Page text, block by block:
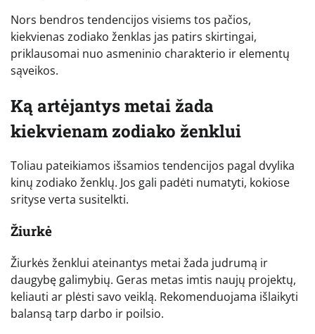
Nors bendros tendencijos visiems tos pačios,
kiekvienas zodiako ženklas jas patirs skirtingai,
priklausomai nuo asmeninio charakterio ir elementų
sąveikos.
Ką artėjantys metai žada
kiekvienam zodiako ženklui
Toliau pateikiamos išsamios tendencijos pagal dvylika
kinų zodiako ženklų. Jos gali padėti numatyti, kokiose
srityse verta susitelkti.
Žiurkė
Žiurkės ženklui ateinantys metai žada judrumą ir
daugybę galimybių. Geras metas imtis naujų projektų,
keliauti ar plėsti savo veiklą. Rekomenduojama išlaikyti
balansą tarp darbo ir poilsio.